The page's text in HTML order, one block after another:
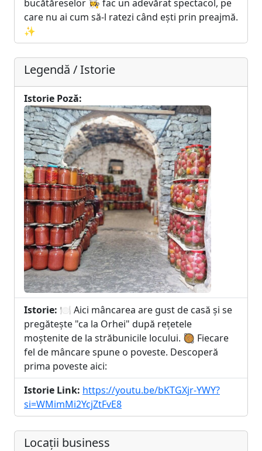
bucătăreselor 👩‍🍳 fac un adevărat spectacol, pe
care nu ai cum să-l ratezi când ești prin preajmă.
✨
Legendă / Istorie
Istorie Poză:
Istorie: 🍽️ Aici mâncarea are gust de casă și se
pregătește "ca la Orhei" după rețetele
moștenite de la străbunicile locului. 🥘 Fiecare
fel de mâncare spune o poveste. Descoperă
prima poveste aici:
Istorie Link: https://youtu.be/bKTGXjr-YWY?
si=WMimMi2YcjZtFvE8
Locații business